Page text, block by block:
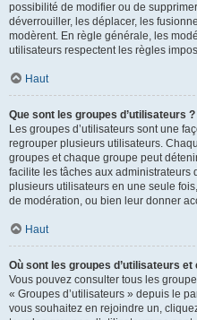
possibilité de modifier ou de
déverrouiller, les déplacer, les
modèrent. En règle générale, les
utilisateurs respectent les règles
Haut
Que sont les groupes d’utilisateurs ?
Les groupes d’utilisateurs sont une
regrouper plusieurs utilisateurs.
groupes et chaque groupe peut
facilite les tâches aux administrateurs
plusieurs utilisateurs en une seule
de modération, ou bien leur donner
Haut
Où sont les groupes d’utilisateurs
Vous pouvez consulter tous les
« Groupes d’utilisateurs » depuis le
vous souhaitez en rejoindre un,